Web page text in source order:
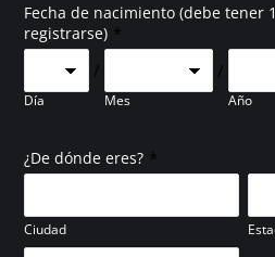
Fecha de nacimiento (debe tener
registrarse) *
Día
/
Mes
/
Año
¿De dónde eres? *
Ciudad